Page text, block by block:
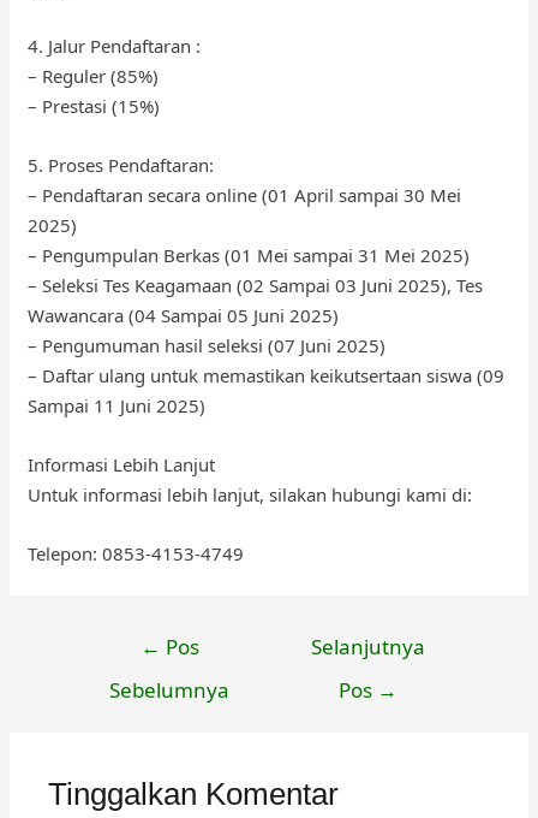
4. Jalur Pendaftaran :
– Reguler (85%)
– Prestasi (15%)
5. Proses Pendaftaran:
– Pendaftaran secara online (01 April sampai 30 Mei
2025)
– Pengumpulan Berkas (01 Mei sampai 31 Mei 2025)
– Seleksi Tes Keagamaan (02 Sampai 03 Juni 2025), Tes
Wawancara (04 Sampai 05 Juni 2025)
– Pengumuman hasil seleksi (07 Juni 2025)
– Daftar ulang untuk memastikan keikutsertaan siswa (09
Sampai 11 Juni 2025)
Informasi Lebih Lanjut
Untuk informasi lebih lanjut, silakan hubungi kami di:
Telepon: 0853-4153-4749
← Pos
Sebelumnya
Selanjutnya
Pos →
Tinggalkan Komentar